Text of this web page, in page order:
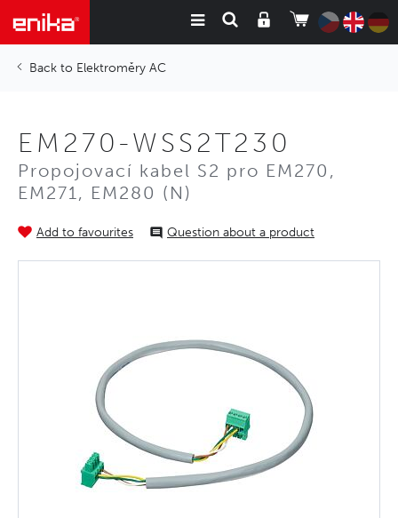
Elektroměry AC
EM270-WSS2T230
Propojovací kabel S2 pro EM270,
EM271, EM280 (N)
Add to favourites Question about a product